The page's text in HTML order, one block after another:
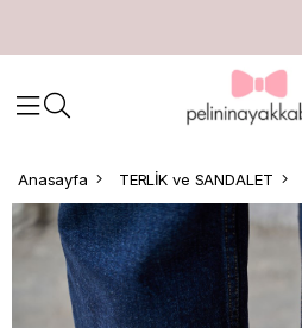
Anasayfa TERLİK ve SANDALET